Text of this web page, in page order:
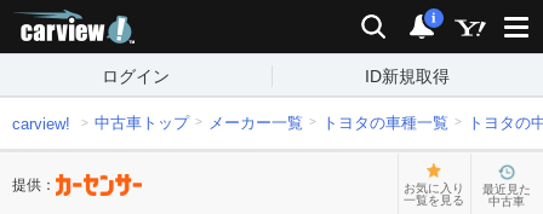
検索 通知
i
ログイン ID新規取得
carview! 中古車トップ メーカー一覧 トヨタの車種一覧 トヨタの
提供：
お気に入り
一覧を見る
最近見た
中古車